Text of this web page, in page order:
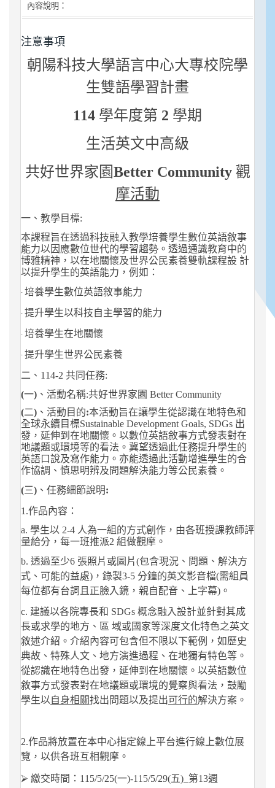
內容說明：
注意事項
朝陽科技大學語言中心大專校院學
生雙語學習計畫
114 學年度第 2 學期
生活英文中高級
共好世界家園Better Community 觀
摩活動
一、教學目標:
本課程旨在透過科技融入教學培養學生數位英語敘事
能力以因應數位世代的學習趨勢。透過通識教育中的
博雅精神，以在地關懷及世界公民素養雙軌課程設 計
以提升學生的英語能力，例如：
∙培養學生數位英語敘事能力
∙提升學生以科技自主學習的能力
∙培養學生在地關懷
∙提升學生世界公民素養
二、 114-2 共同任務:
(一) 、活動名稱:共好世界家園 Better Community
(二) 、活動目的:本活動旨在讓學生從認識在地特色和
全球永續目標Sustainable Development Goals, SDGs 出
發，延伸到在地關懷。以數位英語敘事方式發表對在
地議題或環境等的看法。冀望透過此任務提升學生的
英語口說及寫作能力。亦能透過此活動增進學生的合
作協調、慎思明辨及問題解決能力等公民素養。
(三) 、任務細節說明:
1.作品內容：
a. 學生以 2-4 人為一組的方式創作，由各班授課教師評
量給分，每一班推派2 組做觀摩。
b. 透過至少6 張照片 或圖片(包含現況、問題、解決方
式、可能的益處) ，錄製3-5 分鐘的英文影音檔(需組員
每位都有台詞且正臉入鏡，親自配音、上字幕) 。
c. 建議以各院專長和 SDGs 概念融入設計並針對其成
長或求學的地方、區 域或國家等深度文化特色之英文
敘述介紹。介紹內容可包含但不限以下範例，如歷史
典故、特殊人文、地方演進過程、在地獨有特色等。
從認識在地特色出發，延伸到在地關懷。 以英語數位
敘事方式發表對在地議題或環境的覺察與看法，鼓勵
學生以自身相關找出問題以及提出可行的解決方案。
2.作品將放置在本中心指定線上平台進行線上數位展
覽，以供各班互相觀摩。
⮚ 繳交時間： 115/5/25(一)-115/5/29(五)_ 第13週